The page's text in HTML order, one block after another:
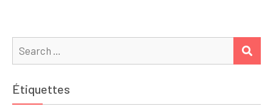
Search
for:
Étiquettes